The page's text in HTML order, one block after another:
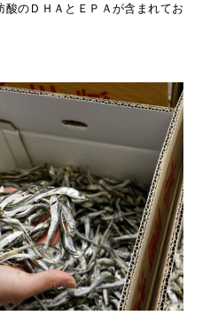
のＤＨＡとＥＰＡが含まれてお